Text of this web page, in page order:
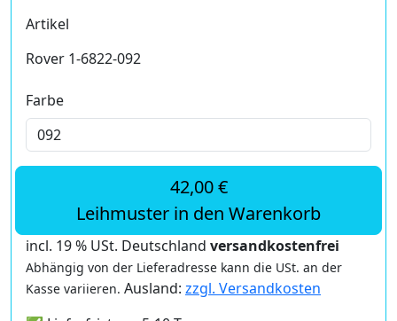
Artikel
Rover 1-6822-092
Farbe
42,00 €
Leihmuster in den Warenkorb
incl. 19 % USt. Deutschland versandkostenfrei
Abhängig von der Lieferadresse kann die USt. an der
Kasse variieren. Ausland: zzgl. Versandkosten